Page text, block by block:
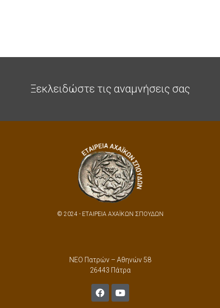
Ξεκλειδώστε τις αναμνήσεις σας
© 2024 - ΕΤΑΙΡΕΙΑ ΑΧΑΪΚΩΝ ΣΠΟΥΔΩΝ
ΝΕΟ Πατρών – Αθηνών 58
26443 Πάτρα